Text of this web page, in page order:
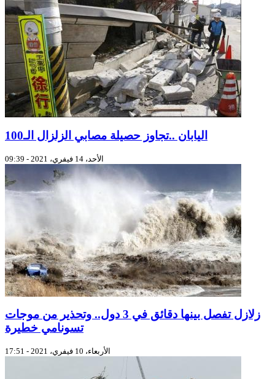
اليابان ..تجاوز حصيلة مصابي الزلزال الـ100
الأحد، 14 فيفري، 2021 - 09:39
زلازل تفصل بينها دقائق في 3 دول.. وتحذير من موجات
تسونامي خطيرة
الأربعاء، 10 فيفري، 2021 - 17:51